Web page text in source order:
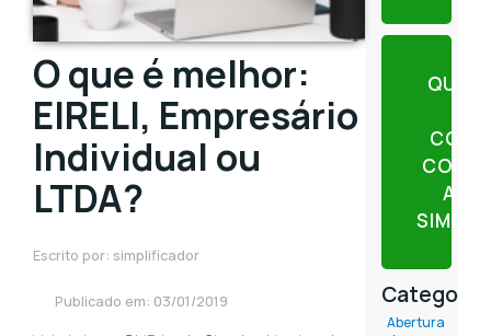
O que é melhor:
EIRELI, Empresário
Individual ou
LTDA?
Escrito por: simplificador
Publicado em: 03/01/2019
QUER
Abertura